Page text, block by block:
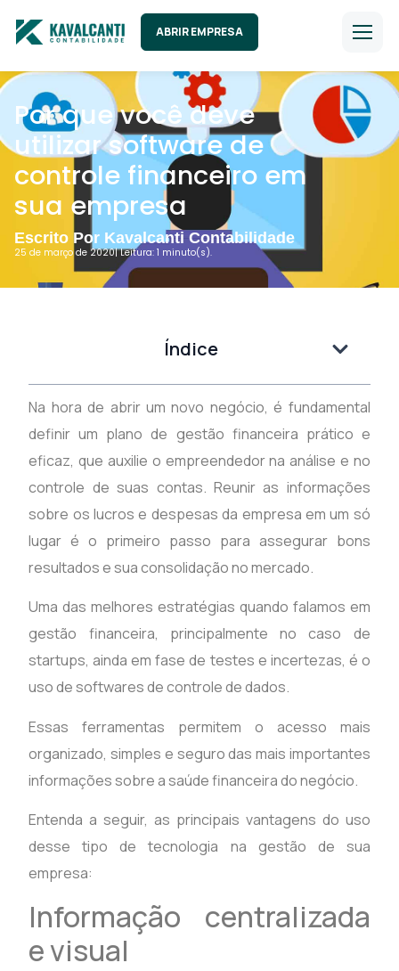
ABRIR EMPRESA
Por que você deve
utilizar software de
controle financeiro em
sua empresa
Escrito Por Kavalcanti Contabilidade
25 de março de 2020| Leitura: 1 minuto(s).
Índice
Na hora de abrir um novo negócio, é fundamental
definir um plano de gestão financeira prático e
eficaz, que auxilie o empreendedor na análise e no
controle de suas contas. Reunir as informações
sobre os lucros e despesas da empresa em um só
lugar é o primeiro passo para assegurar bons
resultados e sua consolidação no mercado.
Uma das melhores estratégias quando falamos em
gestão financeira, principalmente no caso de
startups, ainda em fase de testes e incertezas, é o
uso de softwares de controle de dados.
Essas ferramentas permitem o acesso mais
organizado, simples e seguro das mais importantes
informações sobre a saúde financeira do negócio.
Entenda a seguir, as principais vantagens do uso
desse tipo de tecnologia na gestão de sua
empresa:
Informação centralizada
e visual